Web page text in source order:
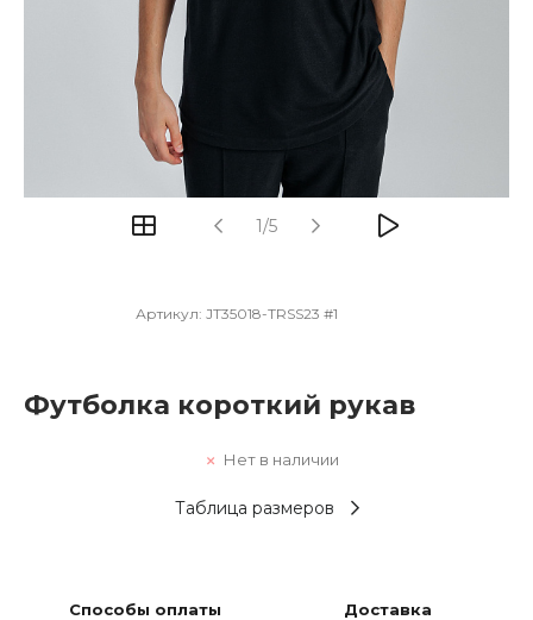
1/5
Артикул: JT35018-TRSS23 #1
Футболка короткий рукав
Нет в наличии
Таблица размеров
Способы оплаты Доставка